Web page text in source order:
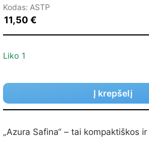
Kodas: ASTP
11,50 €
Liko 1
Į krepšelį
„Azura Safina“ – tai kompaktiškos